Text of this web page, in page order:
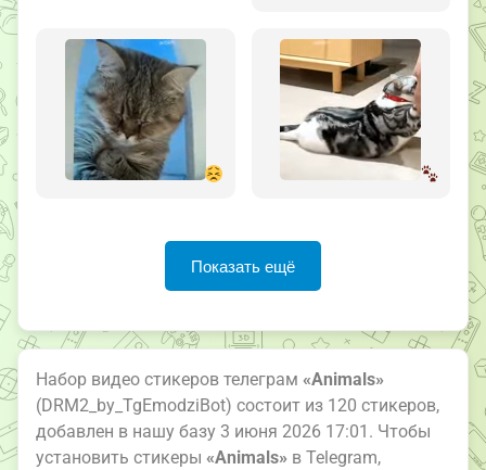
Показать ещё
Набор видео стикеров телеграм «Animals»
(DRM2_by_TgEmodziBot) состоит из 120 стикеров,
добавлен в нашу базу 3 июня 2026 17:01. Чтобы
установить стикеры «Animals» в Telegram,